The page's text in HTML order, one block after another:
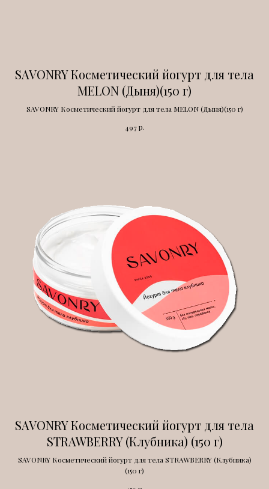
SAVONRY Косметический йогурт для тела
MELON (Дыня)(150 г)
SAVONRY Косметический йогурт для тела MELON (Дыня)(150 г)
497 р.
SAVONRY Косметический йогурт для тела
STRAWBERRY (Клубника) (150 г)
SAVONRY Косметический йогурт для тела STRAWBERRY (Клубника)
(150 г)